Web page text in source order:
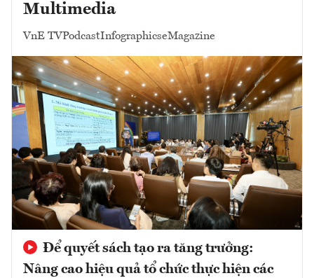
Multimedia
VnE TVPodcastInfographicseMagazine
Để quyết sách tạo ra tăng trưởng:
Nâng cao hiệu quả tổ chức thực hiện các